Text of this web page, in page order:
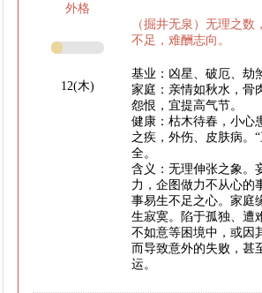
外格
12(木)
（掘井无泉）无理之数
不足，难酬志向。
基业：凶星、破厄、劫
家庭：亲情如秋水，骨
怨恨，宜提高气节。
健康：枯木待春，小心
之疾，外伤、皮肤病。
全。
含义：无理伸张之象。
力，企图做力不从心的
事易生不足之心。家庭
生寂寞。陷于孤独、遭
不如意等困境中，或因
而导致意外的失败，甚
运。